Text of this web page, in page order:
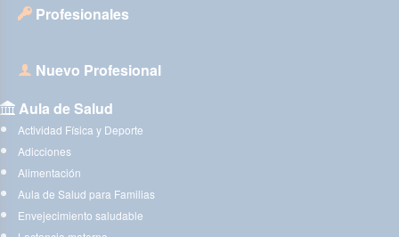
Profesionales
Nuevo Profesional
Aula de Salud
Actividad Física y Deporte
Adicciones
Alimentación
Aula de Salud para Familias
Envejecimiento saludable